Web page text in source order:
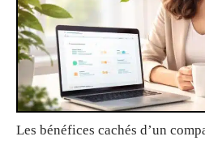
Les bénéfices cachés d’un